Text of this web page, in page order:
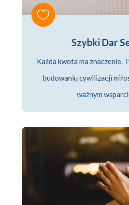

Szybki Dar
Każda kwota ma znaczenie.
budowaniu cywilizacji
ważnym